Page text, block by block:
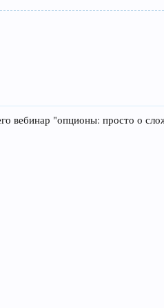
вебинар "опционы: просто о